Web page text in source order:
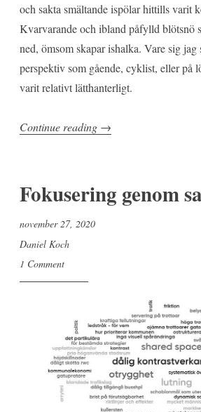
och sakta smältande ispölar hittills varit
Kvarvarande och ibland påfylld blötsnö
ned, ömsom skapar ishalka. Vare sig jag
perspektiv som gående, cyklist, eller på
varit relativt lätthanterligt.
Continue reading ”En
→
Fokusering genom
november 27, 2020
Daniel Koch
1 Comment